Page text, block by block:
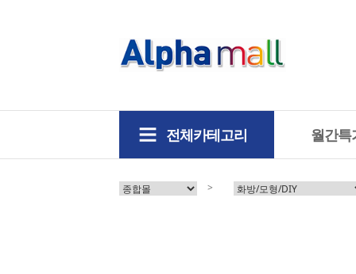
전체카테고리 월간특
>